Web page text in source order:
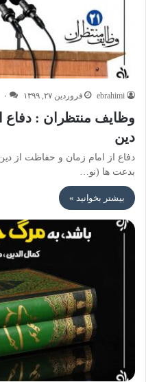
ebrahimi فروردین ۲۷, ۱۳۹۹ ۰
وظایف منتظران : دفاع
دین
دفاع از امام زمان و حفاظت از
بدعت ها (نو…
بیشتر بخوانید »